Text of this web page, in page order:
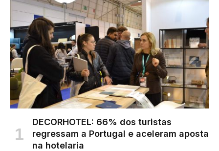
DECORHOTEL: 66% dos turistas
regressam a Portugal e aceleram aposta
na hotelaria